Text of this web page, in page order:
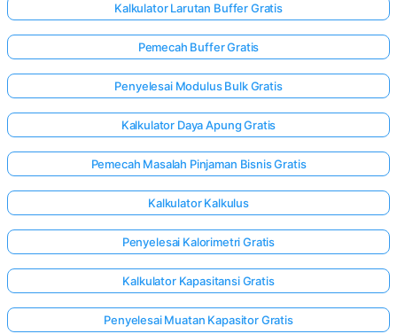
Kalkulator Larutan Buffer Gratis
Pemecah Buffer Gratis
Penyelesai Modulus Bulk Gratis
Kalkulator Daya Apung Gratis
Pemecah Masalah Pinjaman Bisnis Gratis
Kalkulator Kalkulus
Penyelesai Kalorimetri Gratis
Kalkulator Kapasitansi Gratis
Penyelesai Muatan Kapasitor Gratis